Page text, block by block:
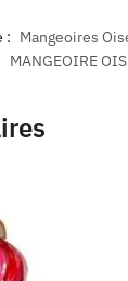
: Mangeoires
MANGEOIRE